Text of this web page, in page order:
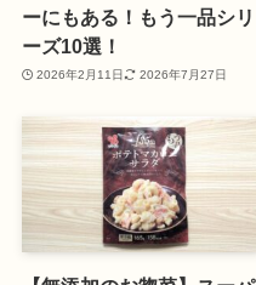
ーにもある！もう一品シリ
ーズ10選！
2026年2月11日 2026年7月27日